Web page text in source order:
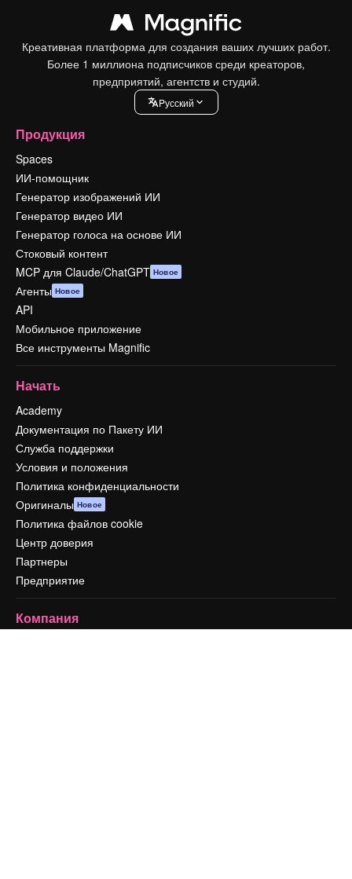
Креативная платформа для создания ваших лучших работ.
Более 1 миллиона подписчиков среди креаторов,
предприятий, агентств и студий.
Pусский
Продукция
Spaces
ИИ-помощник
Генератор изображений ИИ
Генератор видео ИИ
Генератор голоса на основе ИИ
Стоковый контент
MCP для Claude/ChatGPT Новое
Агенты Новое
API
Мобильное приложение
Все инструменты Magnific
Начать
Academy
Документация по Пакету ИИ
Служба поддержки
Условия и положения
Политика конфиденциальности
Оригиналы Новое
Политика файлов cookie
Центр доверия
Партнеры
Предприятие
Компания